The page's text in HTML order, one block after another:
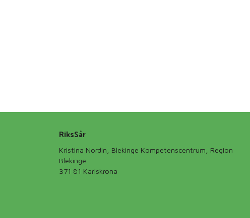
RiksSår
Kristina Nordin, Blekinge Kompetenscentrum, Region
Blekinge
371 81 Karlskrona